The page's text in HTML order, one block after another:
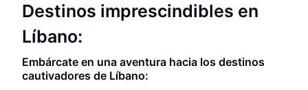
Destinos imprescindibles en
Líbano:
Embárcate en una aventura hacia los destinos
cautivadores de Líbano: